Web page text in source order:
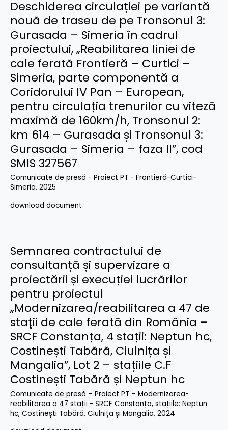
Deschiderea circulației pe variantă
nouă de traseu de pe Tronsonul 3:
Gurasada – Simeria în cadrul
proiectului, „Reabilitarea liniei de
cale ferată Frontieră – Curtici –
Simeria, parte componentă a
Coridorului IV Pan – European,
pentru circulația trenurilor cu viteză
maximă de 160km/h, Tronsonul 2:
km 614 – Gurasada și Tronsonul 3:
Gurasada – Simeria – faza II”, cod
SMIS 327567
Comunicate de presă - Proiect PT - Frontieră-Curtici-
Simeria, 2025
download document
Semnarea contractului de
consultanță și supervizare a
proiectării și execuției lucrărilor
pentru proiectul
„Modernizarea/reabilitarea a 47 de
staţii de cale ferată din România –
SRCF Constanța, 4 stații: Neptun hc,
Costinești Tabără, Ciulnița și
Mangalia”, Lot 2 – stațiile C.F
Costinești Tabără și Neptun hc
Comunicate de presă – Proiect PT – Modernizarea-
reabilitarea a 47 stații - SRCF Constanța, stațiile: Neptun
hc, Costinești Tabără, Ciulnița și Mangalia, 2024